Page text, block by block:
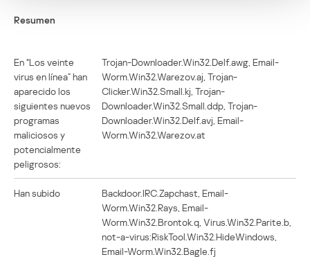
Resumen
En “Los veinte
virus en línea” han
aparecido los
siguientes nuevos
programas
maliciosos y
potencialmente
peligrosos:
Trojan-Downloader.Win32.Delf.awg, Email-
Worm.Win32.Warezov.aj, Trojan-
Clicker.Win32.Small.kj, Trojan-
Downloader.Win32.Small.ddp, Trojan-
Downloader.Win32.Delf.avj, Email-
Worm.Win32.Warezov.at
Han subido
Backdoor.IRC.Zapchast, Email-
Worm.Win32.Rays, Email-
Worm.Win32.Brontok.q, Virus.Win32.Parite.b,
not-a-virus:RiskTool.Win32.HideWindows,
Email-Worm.Win32.Bagle.fj